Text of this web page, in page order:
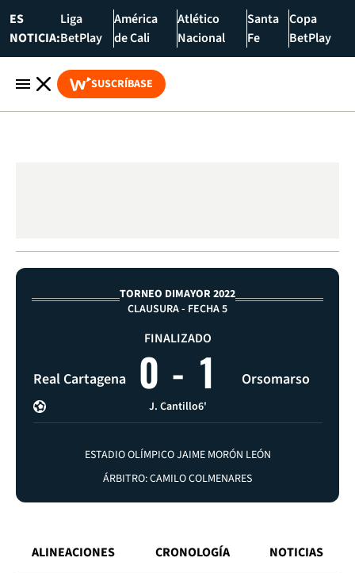
ES
NOTICIA:
Liga
BetPlay
América
de Cali
Atlético
Nacional
Santa
Fe
Copa
BetPlay
SUSCRÍBASE
TORNEO DIMAYOR 2022
CLAUSURA - FECHA 5
Real Cartagena
FINALIZADO
0 - 1 Orsomarso
J. Cantillo6'
ESTADIO OLÍMPICO JAIME MORÓN LEÓN
ÁRBITRO: CAMILO COLMENARES
ALINEACIONES CRONOLOGÍA NOTICIAS